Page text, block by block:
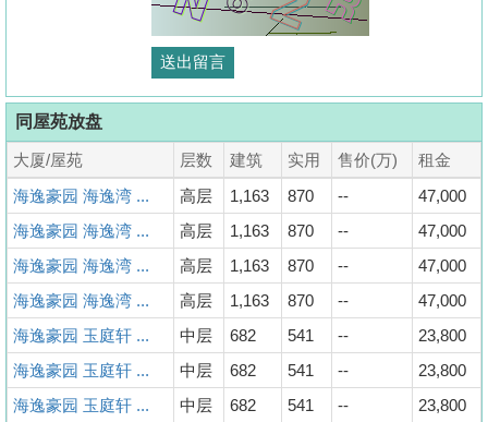
同屋苑放盘
大厦/屋苑 层数 建筑 实用 售价(万)
租金
海逸豪园 海逸湾 ...
高层 1,163 870 --
47,000
海逸豪园 海逸湾 ...
高层 1,163 870 --
47,000
海逸豪园 海逸湾 ...
高层 1,163 870 --
47,000
海逸豪园 海逸湾 ...
高层 1,163 870 --
47,000
海逸豪园 玉庭轩 ...
中层 682 541 --
23,800
海逸豪园 玉庭轩 ...
中层 682 541 --
23,800
海逸豪园 玉庭轩 ...
中层 682 541 -- 23,800